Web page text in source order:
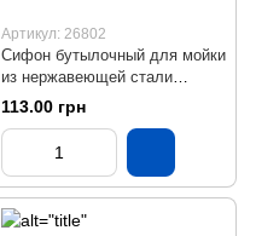
Артикул: 26802
Сифон бутылочный для мойки
из нержавеющей стали
KronoPlast У-1050
113.00 грн